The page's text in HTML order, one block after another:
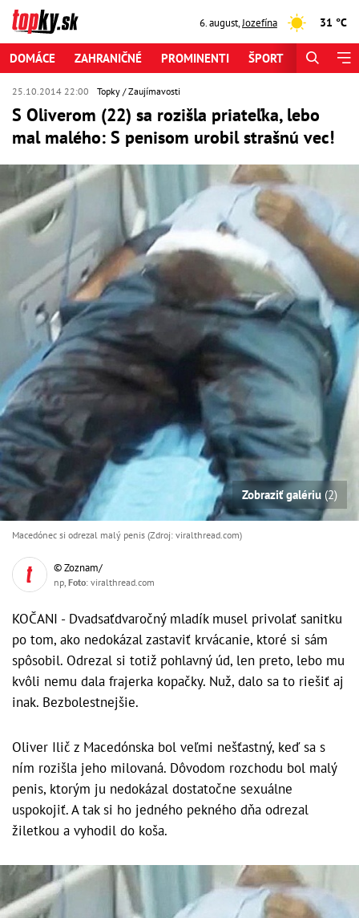
6. august,Jozefína 31 °C
DOMÁCE ZAHRANIČNÉ PROMINENTI ŠPORT
25.10.2014 22:00 Topky Zaujímavosti
S Oliverom (22) sa rozišla priateľka, lebo
mal malého: S penisom urobil strašnú vec!
Zobraziť galériu (2)
Macedónec si odrezal malý penis (Zdroj: viralthread.com)
© Zoznam/
np, Foto: viralthread.com
KOČANI - Dvadsaťdvaročný mladík musel privolať sanitku
po tom, ako nedokázal zastaviť krvácanie, ktoré si sám
spôsobil. Odrezal si totiž pohlavný úd, len preto, lebo mu
kvôli nemu dala frajerka kopačky. Nuž, dalo sa to riešiť aj
inak. Bezbolestnejšie.
Oliver Ilič z Macedónska bol veľmi nešťastný, keď sa s
ním rozišla jeho milovaná. Dôvodom rozchodu bol malý
penis, ktorým ju nedokázal dostatočne sexuálne
uspokojiť. A tak si ho jedného pekného dňa odrezal
žiletkou a vyhodil do koša.